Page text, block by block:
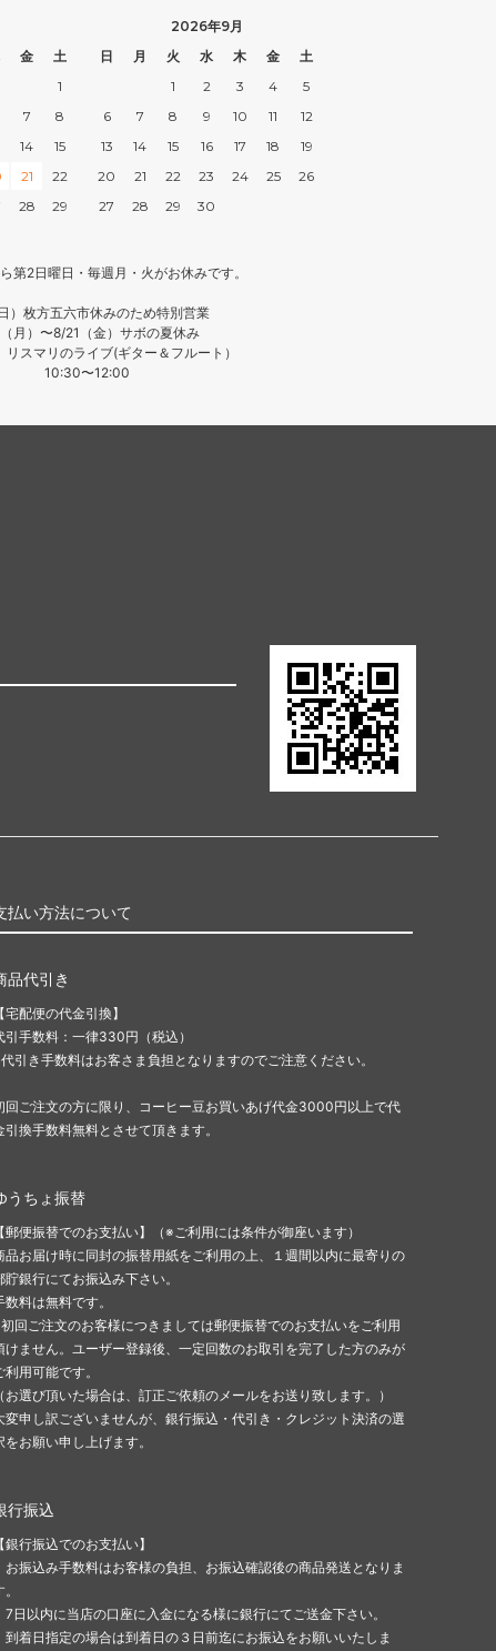
金
土
1
7
8
14
15
21
22
28
29
2026年9月
日
月 火 水 木 金
土
1
2 3 4
5
6
7 8 9 10 11
12
13
14 15 16 17 18
19
20
21 22 23 24 25
26
27
28 29 30
第2日曜日・毎週月・火がお休みです。
）枚方五六市休みのため特別営業
月）〜8/21（金）サボの夏休み
スマリのライブ(ギター＆フルート）
10:30〜12:00
払い方法について
品代引き
【宅配便の代金引換】
引手数料：一律330円（税込）
引き手数料はお客さま負担となりますのでご注意ください。
回ご注文の方に限り、コーヒー豆お買いあげ代金3000円以上で代
引換手数料無料とさせて頂きます。
うちょ振替
【郵便振替でのお支払い】（※ご利用には条件が御座います）
品お届け時に同封の振替用紙をご利用の上、１週間以内に最寄りの
貯銀行にてお振込み下さい。
数料は無料です。
回ご注文のお客様につきましては郵便振替でのお支払いをご利用
けません。ユーザー登録後、一定回数のお取引を完了した方のみが
利用可能です。
（お選び頂いた場合は、訂正ご依頼のメールをお送り致します。）
変申し訳ございませんが、銀行振込・代引き・クレジット決済の選
をお願い申し上げます。
行振込
【銀行振込でのお支払い】
お振込み手数料はお客様の負担、お振込確認後の商品発送となりま
7日以内に当店の口座に入金になる様に銀行にてご送金下さい。
到着日指定の場合は到着日の３日前迄にお振込をお願いいたしま